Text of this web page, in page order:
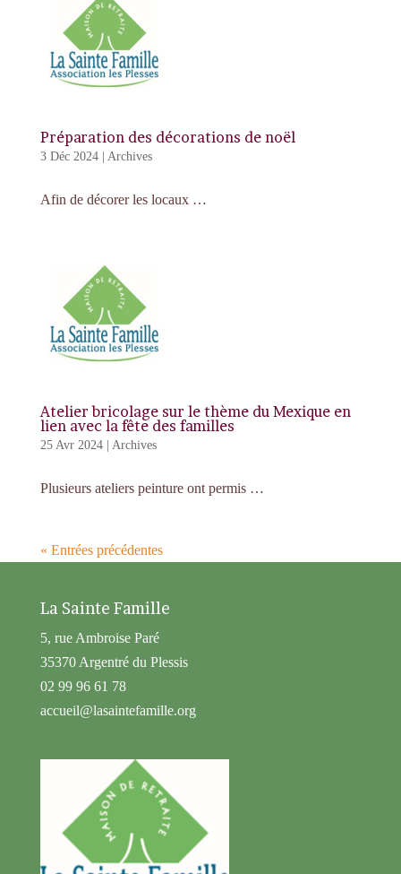
Préparation des décorations de noël
3 Déc 2024| Archives
Afin de décorer les locaux …
Atelier bricolage sur le thème du Mexique en
lien avec la fête des familles
25 Avr 2024| Archives
Plusieurs ateliers peinture ont permis …
« Entrées précédentes
La Sainte Famille
5, rue Ambroise Paré
35370 Argentré du Plessis
02 99 96 61 78
accueil@lasaintefamille.org